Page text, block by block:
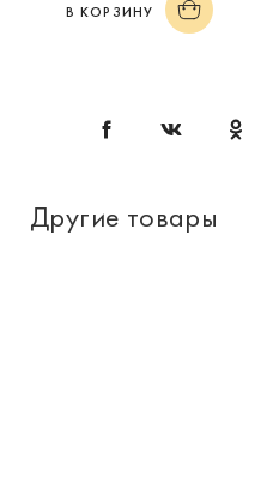
В КОРЗИНУ
Другие товары